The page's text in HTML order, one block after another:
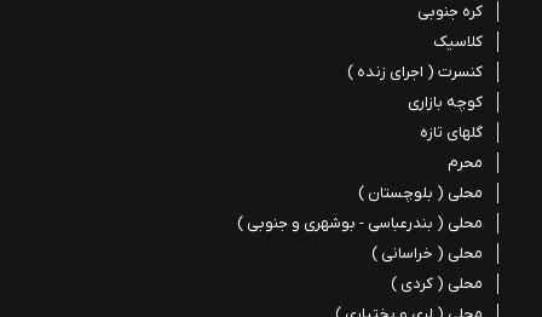
کره جنوبی
کلاسیک
کنسرت ( اجرای زنده )
کوچه بازاری
گلهای تازه
محرم
محلی ( بلوچستان )
محلی ( بندرعباسی - بوشهری و جنوبی )
محلی ( خراسانی )
محلی ( کردی )